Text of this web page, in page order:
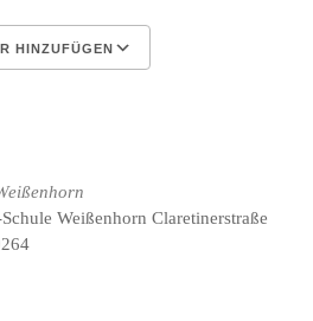
HINZUFÜGEN
Weißenhorn Claretinerstraße